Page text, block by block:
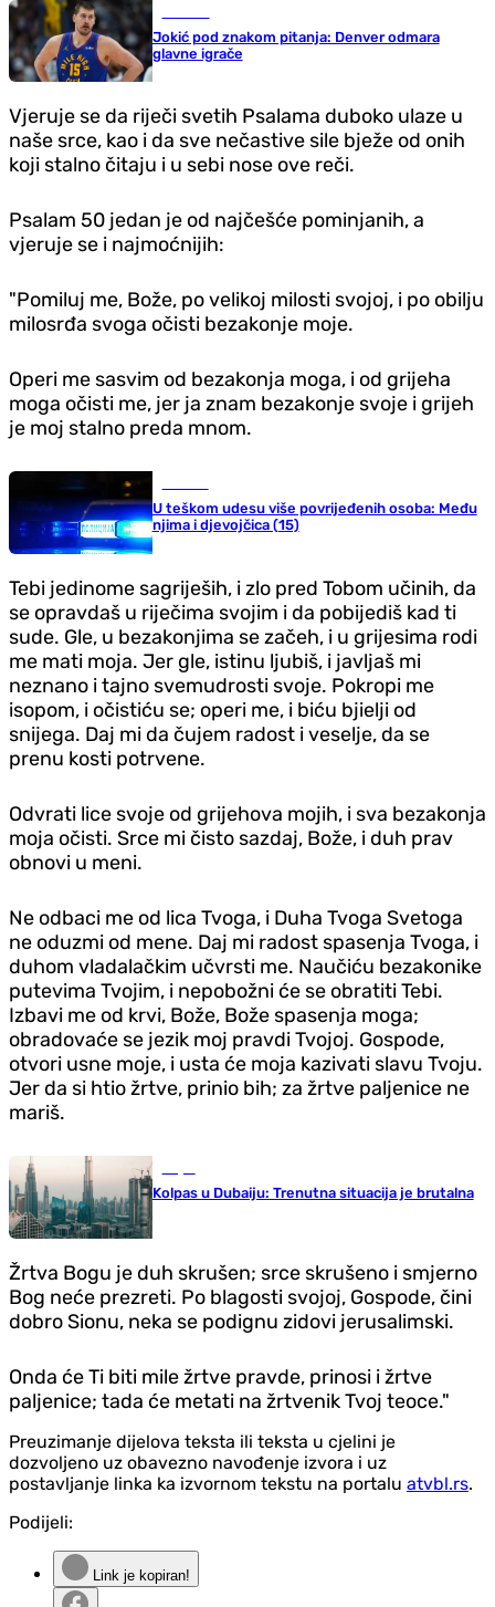
Jokić pod znakom pitanja: Denver odmara
glavne igrače
Vjeruje se da riječi svetih Psalama duboko ulaze u
naše srce, kao i da sve nečastive sile bježe od onih
koji stalno čitaju i u sebi nose ove reči.
Psalam 50 jedan je od najčešće pominjanih, a
vjeruje se i najmoćnijih:
"Pomiluj me, Bože, po velikoj milosti svojoj, i po obilju
milosrđa svoga očisti bezakonje moje.
Operi me sasvim od bezakonja moga, i od grijeha
moga očisti me, jer ja znam bezakonje svoje i grijeh
je moj stalno preda mnom.
U teškom udesu više povrijeđenih osoba: Među
njima i djevojčica (15)
Tebi jedinome sagriješih, i zlo pred Tobom učinih, da
se opravdaš u riječima svojim i da pobijediš kad ti
sude. Gle, u bezakonjima se začeh, i u grijesima rodi
me mati moja. Jer gle, istinu ljubiš, i javljaš mi
neznano i tajno svemudrosti svoje. Pokropi me
isopom, i očistiću se; operi me, i biću bjielji od
snijega. Daj mi da čujem radost i veselje, da se
prenu kosti potrvene.
Odvrati lice svoje od grijehova mojih, i sva bezakonja
moja očisti. Srce mi čisto sazdaj, Bože, i duh prav
obnovi u meni.
Ne odbaci me od lica Tvoga, i Duha Tvoga Svetoga
ne oduzmi od mene. Daj mi radost spasenja Tvoga, i
duhom vladalačkim učvrsti me. Naučiću bezakonike
putevima Tvojim, i nepobožni će se obratiti Tebi.
Izbavi me od krvi, Bože, Bože spasenja moga;
obradovaće se jezik moj pravdi Tvojoj. Gospode,
otvori usne moje, i usta će moja kazivati slavu Tvoju.
Jer da si htio žrtve, prinio bih; za žrtve paljenice ne
mariš.
Kolpas u Dubaiju: Trenutna situacija je brutalna
Žrtva Bogu je duh skrušen; srce skrušeno i smjerno
Bog neće prezreti. Po blagosti svojoj, Gospode, čini
dobro Sionu, neka se podignu zidovi jerusalimski.
Onda će Ti biti mile žrtve pravde, prinosi i žrtve
paljenice; tada će metati na žrtvenik Tvoj teoce."
Preuzimanje dijelova teksta ili teksta u cjelini je
dozvoljeno uz obavezno navođenje izvora i uz
postavljanje linka ka izvornom tekstu na portalu atvbl.rs.
Podijeli:
Link je kopiran!